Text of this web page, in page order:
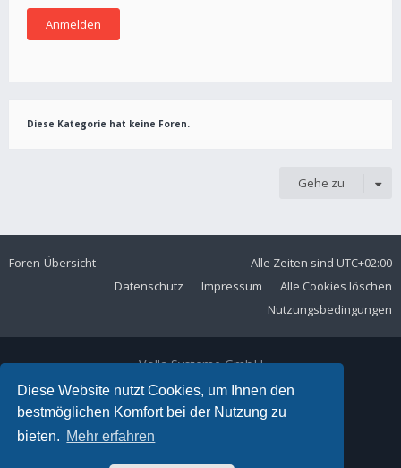
Diese Website nutzt Cookies, um Ihnen den
bestmöglichen Komfort bei der Nutzung zu
bieten. Mehr erfahren
Diese Kategorie hat keine Foren.
Gehe zu
Foren-Übersicht Alle Zeiten sind UTC+02:00
Alle Cookies löschen
Impressum
Datenschutz
Nutzungsbedingungen
Volla Systeme GmbH
Kölner Straße 102
42897 Remscheid
Telefon:+49 2191 59897 61
E-Mail: